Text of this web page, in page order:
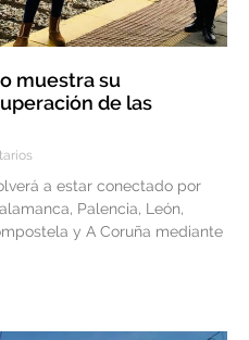
muestra su
de las
a estar conectado por
Palencia, León,
y A Coruña mediante